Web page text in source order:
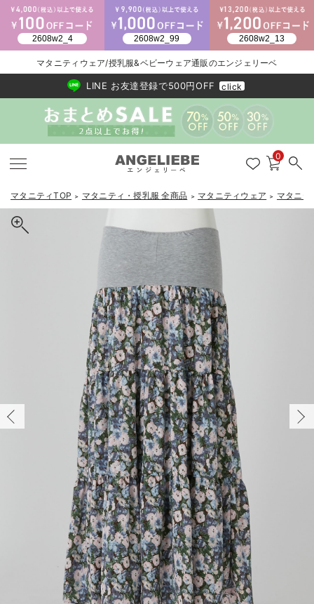
戻る
マタニティ ワンピース
マタニティ スカート
マタニティ トップス
マタニティ アウター（コート）・ママコート
戻る
マタニティ 下着・インナー全て
授乳ブラ・マタニティブラ（マタニティインナー・産後用品）
妊婦帯・腹帯・産前ガードル
マタニティ 授乳 キャミソール
産褥ショーツ
骨盤・マタニティベルト （妊娠中・産後）
産後 ガードル インナー
マタニティ 腹巻き
戻る
戻る
マタニティ フォーマル全て
マタニティ オフィス 通勤服
マタニティ ドレス（結婚式・お呼ばれ）
マタニティ フォーマル パンツ・ボトムス
戻る
妊婦用 抱き枕・授乳クッション
戻る
マタニティレッグウェア全て
マタニティストッキング・タイツ
戻る
マタニティ ボディケア全て
戻る
【アウトレット】ワンピース
【アウトレット】トップス・授乳トップス
【アウトレット】ボトムス
【アウトレット】パジャマ
【アウトレット】インナー
【アウトレット】ベビー
戻る
冷房対策
快適機能ウェア特集 トップス
快適機能ウェア特集 ボトムス
戻る
トップス
パンツ
スカート
パジャマ
インナー
雑貨
ベビー
MAX55%OFF ブラックフ
【37周年祭セール】
【〜10℃】3月中旬
涼しくて可愛い「ワ
デニム
レギンス
オフィス
きれいめトップス派
きれいめスカート派
きれいめ美脚パンツ派
ツィード派
王道シンプル派
セットアップ派
マタニティインナー
ベビー
【オフィスカジュア
パンツタイプ
【フォーマル】ボト
【フォーマル】トッ
【ベビー】半袖
【ベビー】グッズ
2WAYオール
コンビ肌着
短肌着
セット
快適ウェア10%OFF
Aライン ・フレアワ
Iライン ・タイトシル
ジャンパースカート/
ワーク・オフィス
カジュアル
フォーマル / オケー
あったかアイテム｜
〜5,000円（税込）
〜10,000円（税込）
10,001円（税込）〜
女の子におススメの
男の子におススメの
定番ギフト
もらって嬉しいギフト
かわいくておもしろ
何枚あっても嬉しい
長く使えるアイテム
綿混素材
腹巻・ひざ上パンツ
保温&リカバリー
レギンス・タイツ
カップ付きインナー
あったか度◎
裏起毛素材
赤ちゃんへ使うもの
産後に使うグッズ
【冬のあったか特集
【冬のあったか特集
【冬のあったか特集
マタニティウェア/授乳服&ベビーウェア通販のエンジェリーベ
2026/NewArrival
送料495円(一部地域を除く) 7,700円以上で送料無料
LINE お友達登録で500円OFF click
0
マタニティTOP ＞ マタニティ・授乳服 全商品 ＞ マタニティウェア ＞ マタニテ